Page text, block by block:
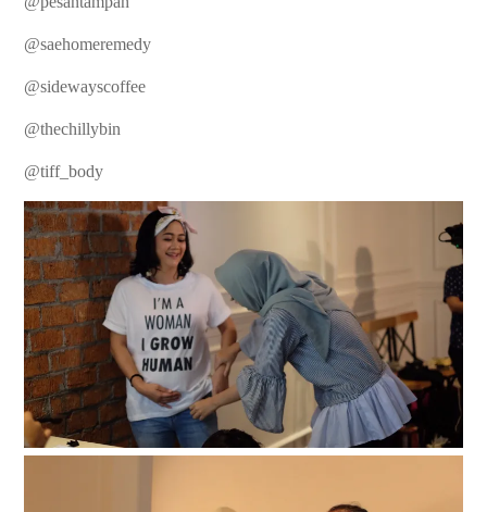
@saehomeremedy
@sidewayscoffee
@thechillybin
@tiff_body